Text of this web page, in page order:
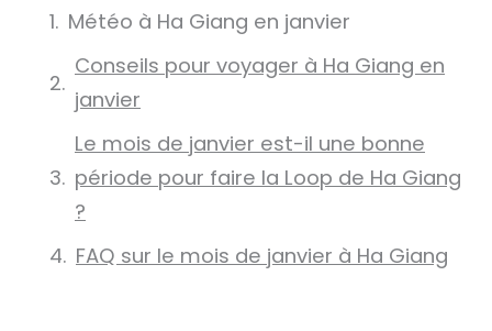
Météo à Ha Giang en janvier
Conseils pour voyager à Ha Giang en
janvier
Le mois de janvier est-il une bonne
période pour faire la Loop de Ha Giang
?
FAQ sur le mois de janvier à Ha Giang